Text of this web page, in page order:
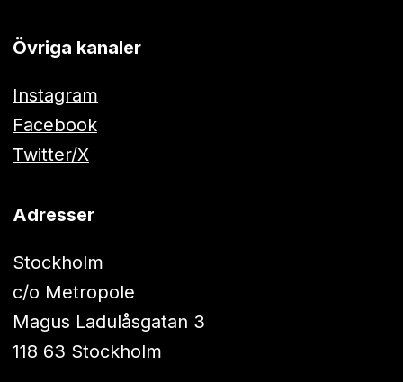
Övriga kanaler
Instagram
Facebook
Twitter/X
Adresser
Stockholm
c/o Metropole
Magus Ladulåsgatan 3
118 63 Stockholm